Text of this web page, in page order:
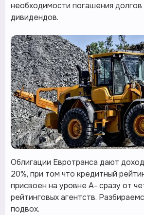
необходимости погашения долгов
дивидендов.
Облигации Евротранса дают
20%, при том что кредитный
присвоен на уровне А- сразу от
рейтинговых агентств.
подвох.